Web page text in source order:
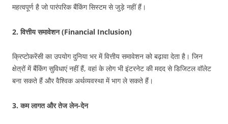
महत्वपूर्ण है जो पारंपरिक बैंकिंग सिस्टम से जुड़े नहीं हैं।
2.वित्तीय समावेशन (Financial Inclusion)
क्रिप्टोकरेंसी का उपयोग दुनिया भर में वित्तीय समावेशन को बढ़ावा देता है। जिन
क्षेत्रों में बैंकिंग सुविधाएं नहीं हैं, वहां के लोग भी इंटरनेट की मदद से डिजिटल वॉलेट
बना सकते हैं और वैश्विक अर्थव्यवस्था में भाग ले सकते हैं।
3.कम लागत और तेज लेन-देन